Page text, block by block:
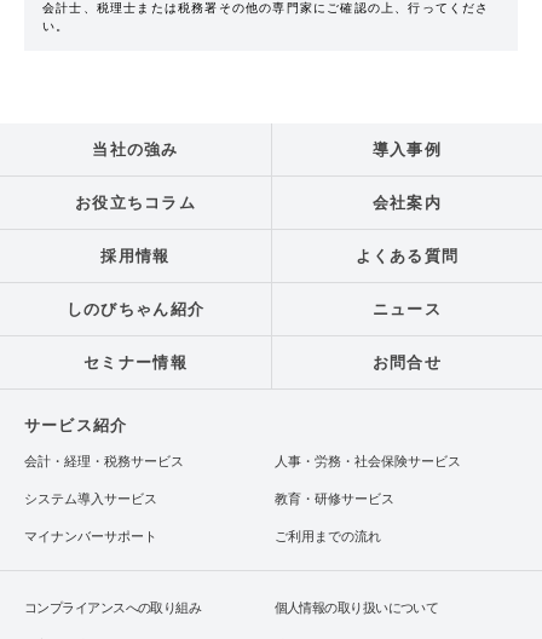
会計士、税理士または税務署その他の専門家にご確認の上、行ってくださ
い。
当社の強み 導入事例
お役立ちコラム 会社案内
採用情報 よくある質問
しのびちゃん紹介 ニュース
セミナー情報 お問合せ
サービス紹介
会計・経理・税務サービス 人事・労務・社会保険サービス
システム導入サービス 教育・研修サービス
マイナンバーサポート ご利用までの流れ
コンプライアンスへの取り組み 個人情報の取り扱いについて